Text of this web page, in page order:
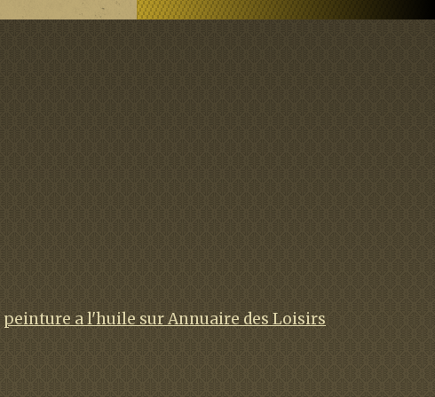
peinture a l'huile sur Annuaire des Loisirs